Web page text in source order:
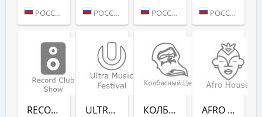
РОССИЯ (МОСКВА) РОССИЯ (МОСКВА) РОССИЯ (МОСКВА) РОССИЯ (МОСКВА)
RECORD CLUB SHOW - RADIO RECORD ULTRA MUSIC FESTIVAL - РАДИО РЕКОРД КОЛБАСНЫЙ ЦЕХ (РАДИО РЕКОРД) AFRO HOUSE (РАДИО РЕКОРД)